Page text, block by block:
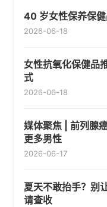
40 岁女性保养保
2026-06-18
女性抗氧化保健品
式
2026-06-18
媒体聚焦 | 前列腺
更多男性
2026-06-17
夏天不敢抬手？别
请查收